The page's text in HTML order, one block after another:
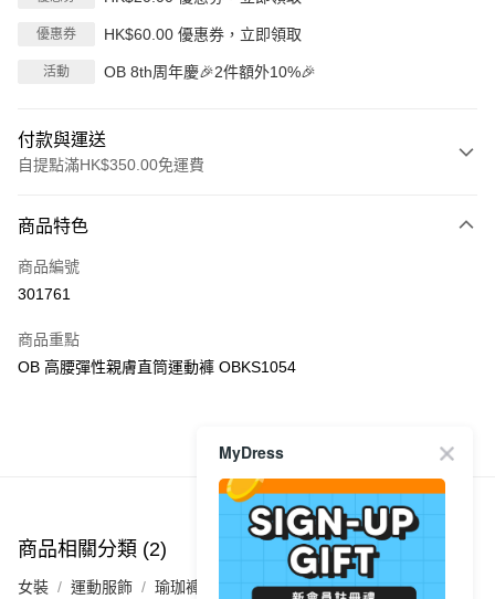
優惠券 HK$60.00 優惠券，立即領取
活動 OB 8th周年慶🎉2件額外10%🎉
付款與運送
自提點滿HK$350.00免運費
信用卡
Apple Pay
PayMe
每筆HK$40.00，滿HK$350.00或以上免運費
付款後順豐站及營業點
每筆HK$40.00，滿HK$350.00或以上免運費
商品特色
商品編號
301761
商品重點
OB 高腰彈性親膚直筒運動褲 OBKS1054
商品推薦
商品相關分類 (2)
女裝 運動服飾 瑜珈褲｜運動褲
MyDress